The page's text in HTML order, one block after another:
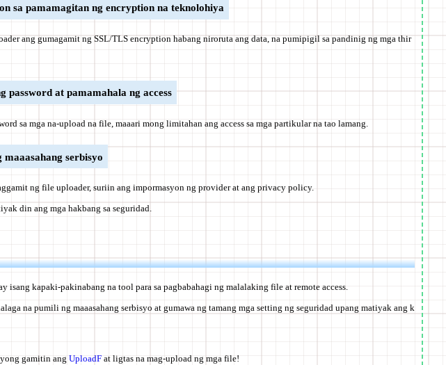
sa pamamagitan ng encryption na teknolohiya
ang gumagamit ng SSL/TLS encryption habang niroruta ang data, na pumipigil sa pandinig ng mga thir
password at pamamahala ng access
sa mga na-upload na file, maaari mong limitahan ang access sa mga partikular na tao lamang.
maaasahang serbisyo
ng file uploader, suriin ang impormasyon ng provider at ang privacy policy.
din ang mga hakbang sa seguridad.
isang kapaki-pakinabang na tool para sa pagbabahagi ng malalaking file at remote access.
na pumili ng maaasahang serbisyo at gumawa ng tamang mga setting ng seguridad upang matiyak ang k
gamitin ang UploadF at ligtas na mag-upload ng mga file!